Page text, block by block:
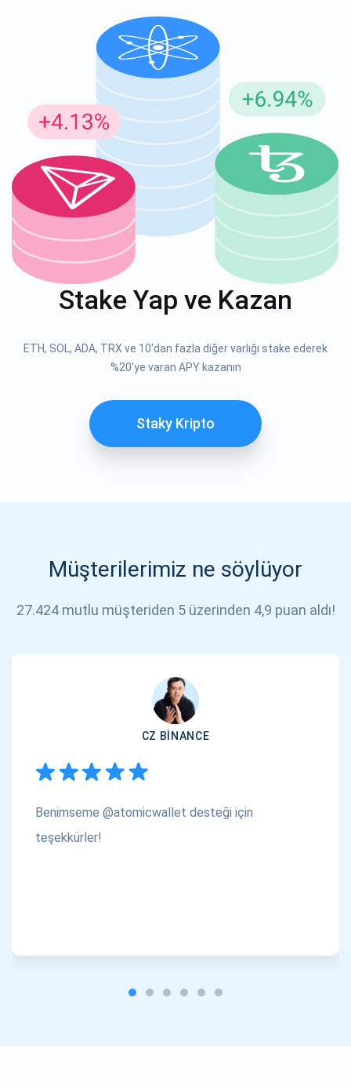
Stake Yap ve Kazan
ETH, SOL, ADA, TRX ve 10'dan fazla diğer varlığı stake ederek
%20'ye varan APY kazanın
Staky Kripto
Müşterilerimiz ne söylüyor
27.424 mutlu müşteriden 5 üzerinden 4,9 puan aldı!
CZ BINANCE
Benimseme @atomicwallet desteği için
teşekkürler!
Atomic
1000.000
ABONE OL
support@atomicwallet.io
YouTube'umuza göz atın
Güncellemeler için Abone Ol
En son proje güncellemelerini ve kripto kılavuzlarını ilk alan
siz olun